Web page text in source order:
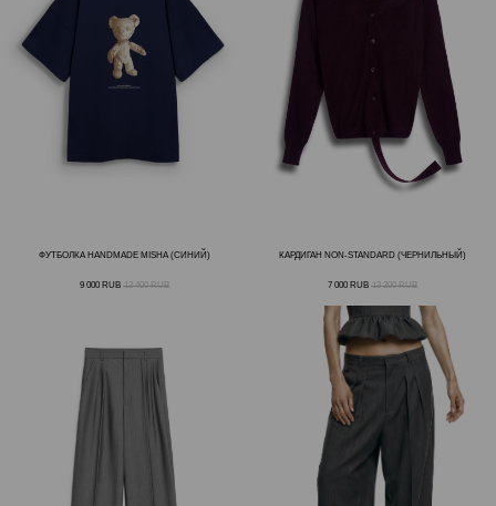
ФУТБОЛКА HANDMADE MISHA (СИНИЙ)
9 000 RUB 12 400 RUB
КАРДИГАН NON-STANDARD (ЧЕРНИЛЬНЫЙ)
7 000 RUB 13 200 RUB